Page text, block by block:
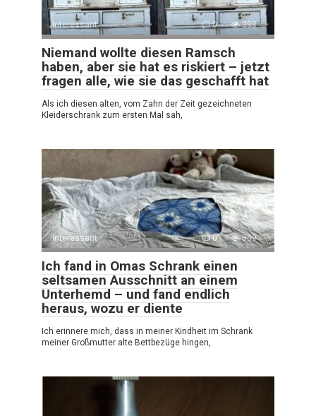
Interessant 0 398
Niemand wollte diesen Ramsch
haben, aber sie hat es riskiert – jetzt
fragen alle, wie sie das geschafft hat
Als ich diesen alten, vom Zahn der Zeit gezeichneten
Kleiderschrank zum ersten Mal sah,
Interessant 0 359
Ich fand in Omas Schrank einen
seltsamen Ausschnitt an einem
Unterhemd – und fand endlich
heraus, wozu er diente
Ich erinnere mich, dass in meiner Kindheit im Schrank
meiner Großmutter alte Bettbezüge hingen,